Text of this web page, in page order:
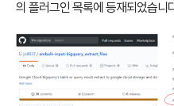
의 플러그인 목록에 등재되었습니